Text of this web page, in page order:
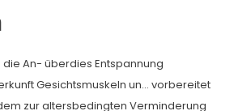
An- überdies Entspannung
Gesichtsmuskeln un… vorbereitet
zur altersbedingten Verminderung